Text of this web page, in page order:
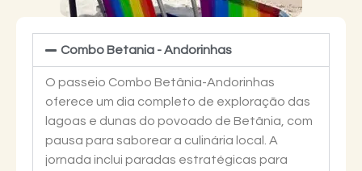
Combo Betania - Andorinhas
O passeio Combo Betânia-Andorinhas
oferece um dia completo de exploração das
lagoas e dunas do povoado de Betânia, com
pausa para saborear a culinária local. A
jornada inclui paradas estratégicas para